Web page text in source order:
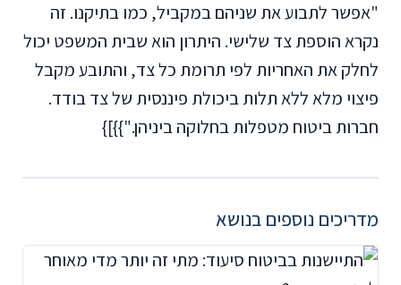
"אפשר לתבוע את שניהם במקביל, כמו בתיקנו. זה
נקרא הוספת צד שלישי. היתרון הוא שבית המשפט יכול
לחלק את האחריות לפי תרומת כל צד, והתובע מקבל
פיצוי מלא ללא תלות ביכולת פיננסית של צד בודד.
חברות ביטוח מטפלות בחלוקה ביניהן."}}]}
מדריכים נוספים בנושא